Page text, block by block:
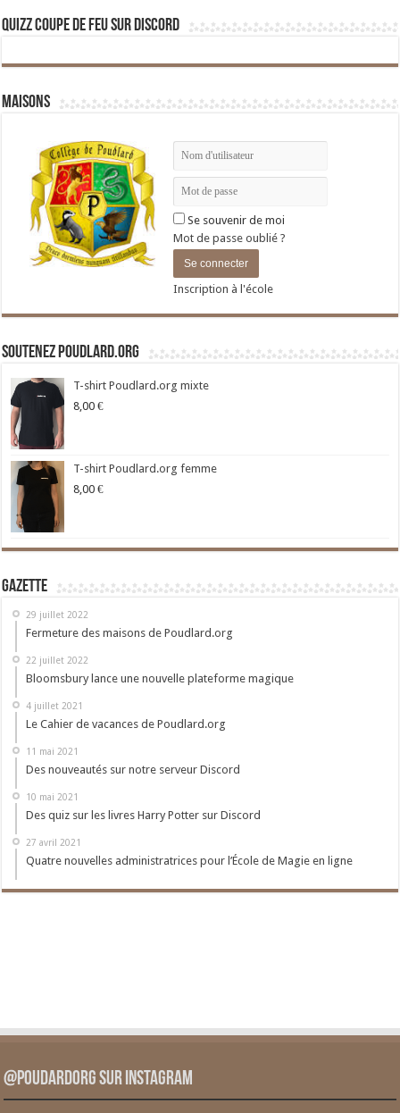
Quizz Coupe de Feu sur Discord
Maisons
Se souvenir de moi
Mot de passe oublié ?
Inscription à l'école
Soutenez Poudlard.org
T-shirt Poudlard.org mixte
8,00 €
T-shirt Poudlard.org femme
8,00 €
Gazette
29 juillet 2022
Fermeture des maisons de Poudlard.org
22 juillet 2022
Bloomsbury lance une nouvelle plateforme magique
4 juillet 2021
Le Cahier de vacances de Poudlard.org
11 mai 2021
Des nouveautés sur notre serveur Discord
10 mai 2021
Des quiz sur les livres Harry Potter sur Discord
27 avril 2021
Quatre nouvelles administratrices pour l’École de Magie en ligne
@PoudardOrg sur Instagram